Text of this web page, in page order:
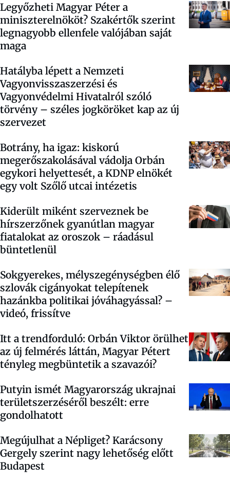
Legyőzheti Magyar Péter a
miniszterelnököt? Szakértők szerint
legnagyobb ellenfele valójában saját
maga
Hatályba lépett a Nemzeti
Vagyonvisszaszerzési és
Vagyonvédelmi Hivatalról szóló
törvény – széles jogköröket kap az új
szervezet
Botrány, ha igaz: kiskorú
megerőszakolásával vádolja Orbán
egykori helyettesét, a KDNP elnökét
egy volt Szőlő utcai intézetis
Kiderült miként szerveznek be
hírszerzőnek gyanútlan magyar
fiatalokat az oroszok – ráadásul
büntetlenül
Sokgyerekes, mélyszegénységben élő
szlovák cigányokat telepítenek
hazánkba politikai jóváhagyással? –
videó, frissítve
Itt a trendforduló: Orbán Viktor örülhet
az új felmérés láttán, Magyar Pétert
tényleg megbüntetik a szavazói?
Putyin ismét Magyarország ukrajnai
területszerzéséről beszélt: erre
gondolhatott
Megújulhat a Népliget? Karácsony
Gergely szerint nagy lehetőség előtt
Budapest